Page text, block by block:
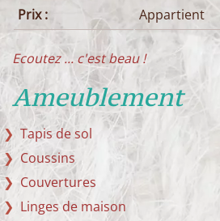
Prix :
Appartient
Ecoutez ... c'est beau !
Ameublement
Tapis de sol
Coussins
Couvertures
Linges de maison